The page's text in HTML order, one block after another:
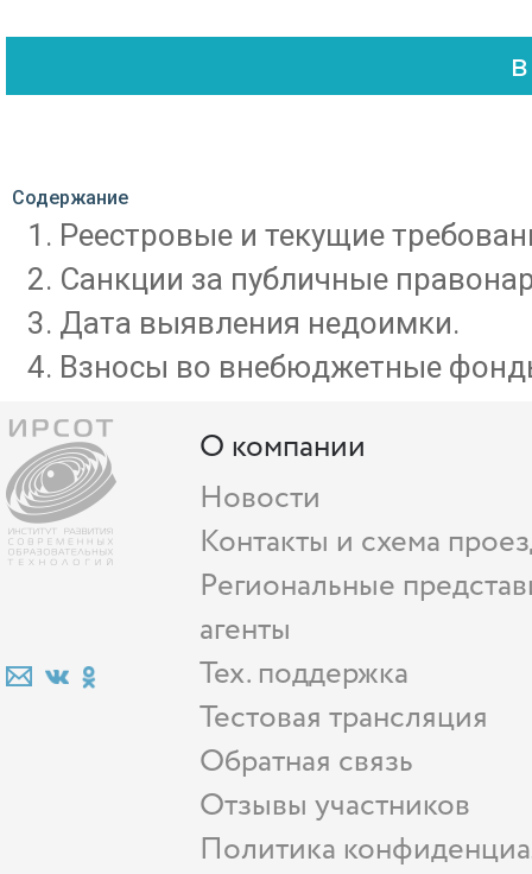
Содержание
Реестровые и текущие
Санкции за публичные
Дата выявления недоимки.
Взносы во внебюджетные
О компании
Новости
Контакты и схема
Региональные
агенты
Тех. поддержка
Тестовая трансляция
Обратная связь
Отзывы участников
Политика